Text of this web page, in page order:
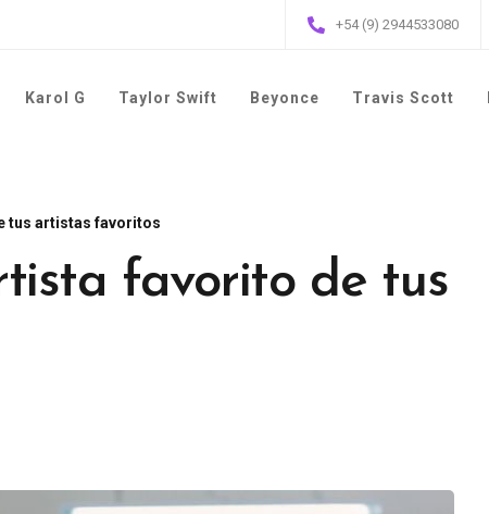
+54 (9) 2944533080
Karol G Taylor Swift Beyonce Travis Scott
tus artistas favoritos
favorito de tus